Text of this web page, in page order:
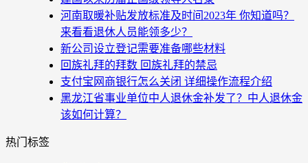
河南取暖补贴发放标准及时间2023年 你知道吗？
来看看退休人员能领多少？
新公司设立登记需要准备哪些材料
回族礼拜的拜数 回族礼拜的禁忌
支付宝网商银行怎么关闭 详细操作流程介绍
黑龙江省事业单位中人退休金补发了？中人退休金
该如何计算？
热门标签